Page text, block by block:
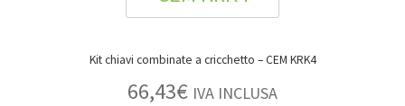
Kit chiavi combinate a cricchetto – CEM KRK4
66,43€ IVA INCLUSA